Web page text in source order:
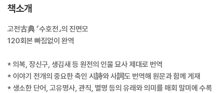
책소개
고전古典 『수호전』의 진면모
120회본 빠짐없이 완역
* 의복, 장신구, 생김새 등 원전의 인물 묘사 제대로 번역
* 이야기 전개의 중요한 축인 시詩와 사詞도 번역해 원문과 함께 게재
* 생소한 단어, 고유명사, 관직, 별명 등의 유래와 의미를 매회 말미에 수록